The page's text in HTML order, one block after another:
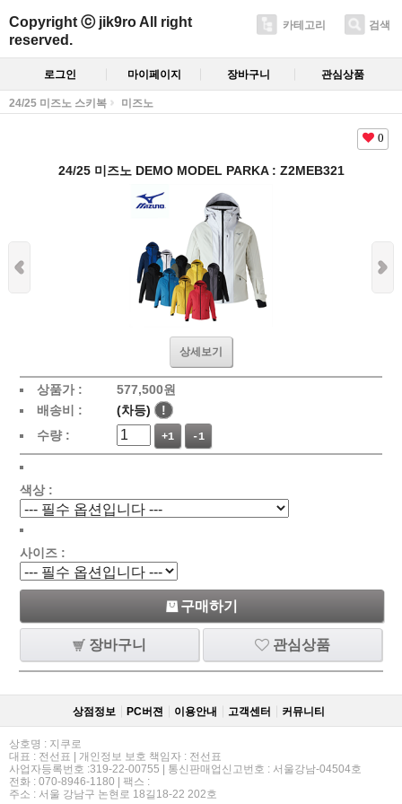
Copyright ⓒ jik9ro All right
reserved.
카테고리 검색
로그인 마이페이지 장바구니 관심상품
24/25 미즈노 스키복 미즈노
0
24/25 미즈노 DEMO MODEL PARKA : Z2MEB321
상세보기
상품가 :
577,500원
배송비 :
(차등)
!
수량 :
+1 -1
색상 :
사이즈 :
구매하기
장바구니 관심상품
상점정보 PC버젼 이용안내 고객센터 커뮤니티
상호명 : 지쿠로
대표 : 전선표 | 개인정보 보호 책임자 : 전선표
사업자등록번호 :319-22-00755 | 통신판매업신고번호 : 서울강남-04504호
전화 : 070-8946-1180 | 팩스 :
주소 : 서울 강남구 논현로 18길18-22 202호